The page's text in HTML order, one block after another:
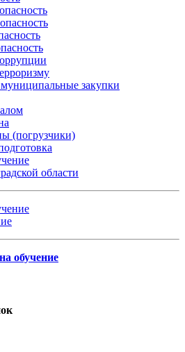
закупки
(погрузчики)
области
обучение